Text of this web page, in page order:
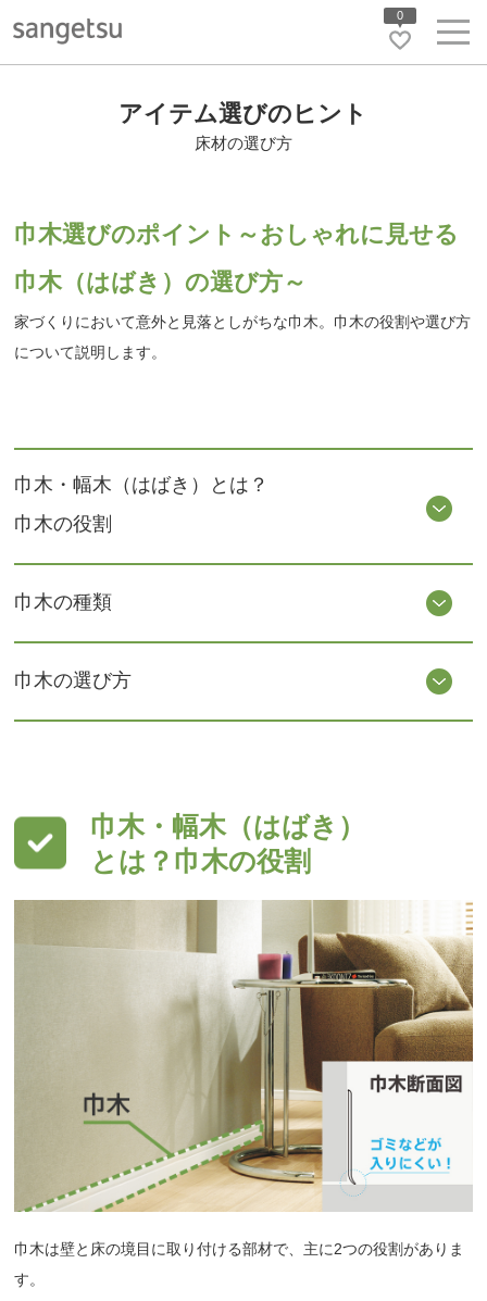
0
アイテム選びのヒント
床材の選び方
巾木選びのポイント～おしゃれに見せる
巾木（はばき）の選び方～
家づくりにおいて意外と見落としがちな巾木。巾木の役割や選び方
について説明します。
巾木・幅木（はばき）とは？
巾木の役割
巾木の種類
巾木の選び方
巾木・幅木（はばき）
とは？巾木の役割
巾木は壁と床の境目に取り付ける部材で、主に2つの役割がありま
す。